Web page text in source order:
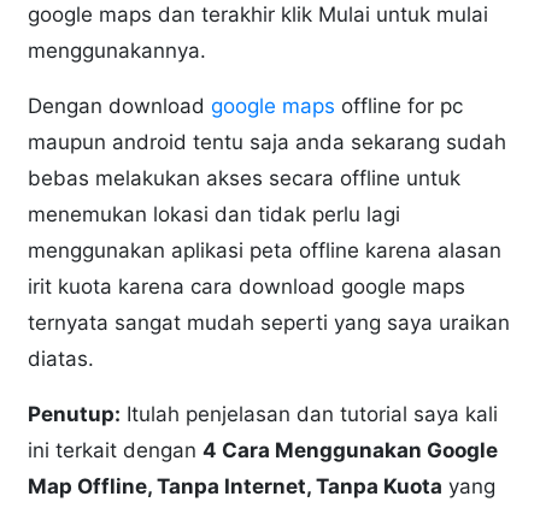
google maps dan terakhir klik Mulai untuk mulai
menggunakannya.
Dengan downloadgoogle maps offline for pc
maupun android tentu saja anda sekarang sudah
bebas melakukan akses secara offline untuk
menemukan lokasi dan tidak perlu lagi
menggunakan aplikasi peta offline karena alasan
irit kuota karena cara download google maps
ternyata sangat mudah seperti yang saya uraikan
diatas.
Penutup: Itulah penjelasan dan tutorial saya kali
ini terkait dengan4 Cara Menggunakan Google
Map Offline, Tanpa Internet, Tanpa Kuota yang